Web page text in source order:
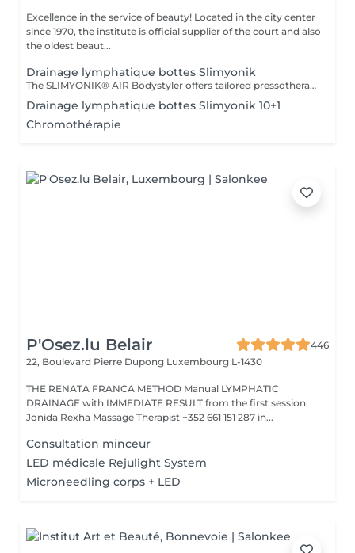
Excellence in the service of beauty! Located in the city center
since 1970, the institute is official supplier of the court and also
the oldest beaut...
Drainage lymphatique bottes Slimyonik
The SLIMYONIK® AIR Bodystyler offers tailored pressotherapeutic massages combined with the inhalation of oxygen-enriched air, which gently activates your lymphatic system, stimulates your metabolism and increases blood flow to your skin and fatty tissues. Specially designed pressure wave massages stimulate metabolism down to the deepest layers of connective tissue, triggering detoxification processes and allowing waste and fat deposits to be broken down, washed and eliminated. The Bodystyler with oxygen inhalation is at the heart of our approach. An active metabolism and plenty of oxygen are necessary for the breakdown of fats, because this allows the body to break down fatty acids and then expel most of them through the lungs. If you want to lose weight, you need healthy oxygen intake, reduced calories, and an active metabolism. Using the results of scientific research and the treatment methods developed accordingly, you can become healthier and slimmer in the long term.
Drainage lymphatique bottes Slimyonik 10+1
Chromothérapie
P'Osez.lu Belair
446
22, Boulevard Pierre Dupong Luxembourg L-1430
THE RENATA FRANCA METHOD Manual LYMPHATIC
DRAINAGE with IMMEDIATE RESULT from the first session.
Jonida Rexha Massage Therapist +352 661 151 287 in...
Consultation minceur
LED médicale Rejulight System
Microneedling corps + LED